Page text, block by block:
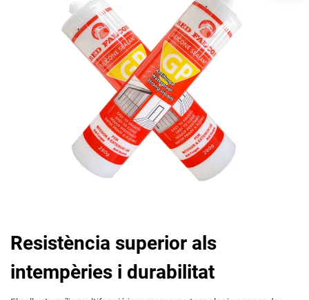
Resistència superior als
intempèries i durabilitat